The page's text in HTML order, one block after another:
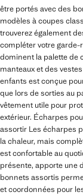
être portés avec des
modèles à coupes
trouverez également
compléter votre garde-
dominent la palette de
manteaux et des
enfants est conçue
que lors de sorties au
vêtement utile pour
extérieur. Écharpes
assortir Les écharpes
la chaleur, mais
est confortable au
présente, apporte une
bonnets assortis
et coordonnées pour